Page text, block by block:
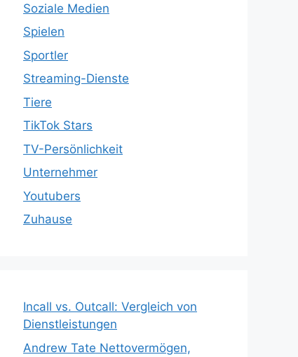
Soziale Medien
Spielen
Sportler
Streaming-Dienste
Tiere
TikTok Stars
TV-Persönlichkeit
Unternehmer
Youtubers
Zuhause
Incall vs. Outcall: Vergleich von
Dienstleistungen
Andrew Tate Nettovermögen,